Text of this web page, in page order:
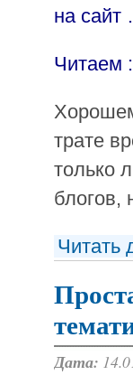
на сайт
Читаем :
трате
только
блогов,
Читать
Дата: